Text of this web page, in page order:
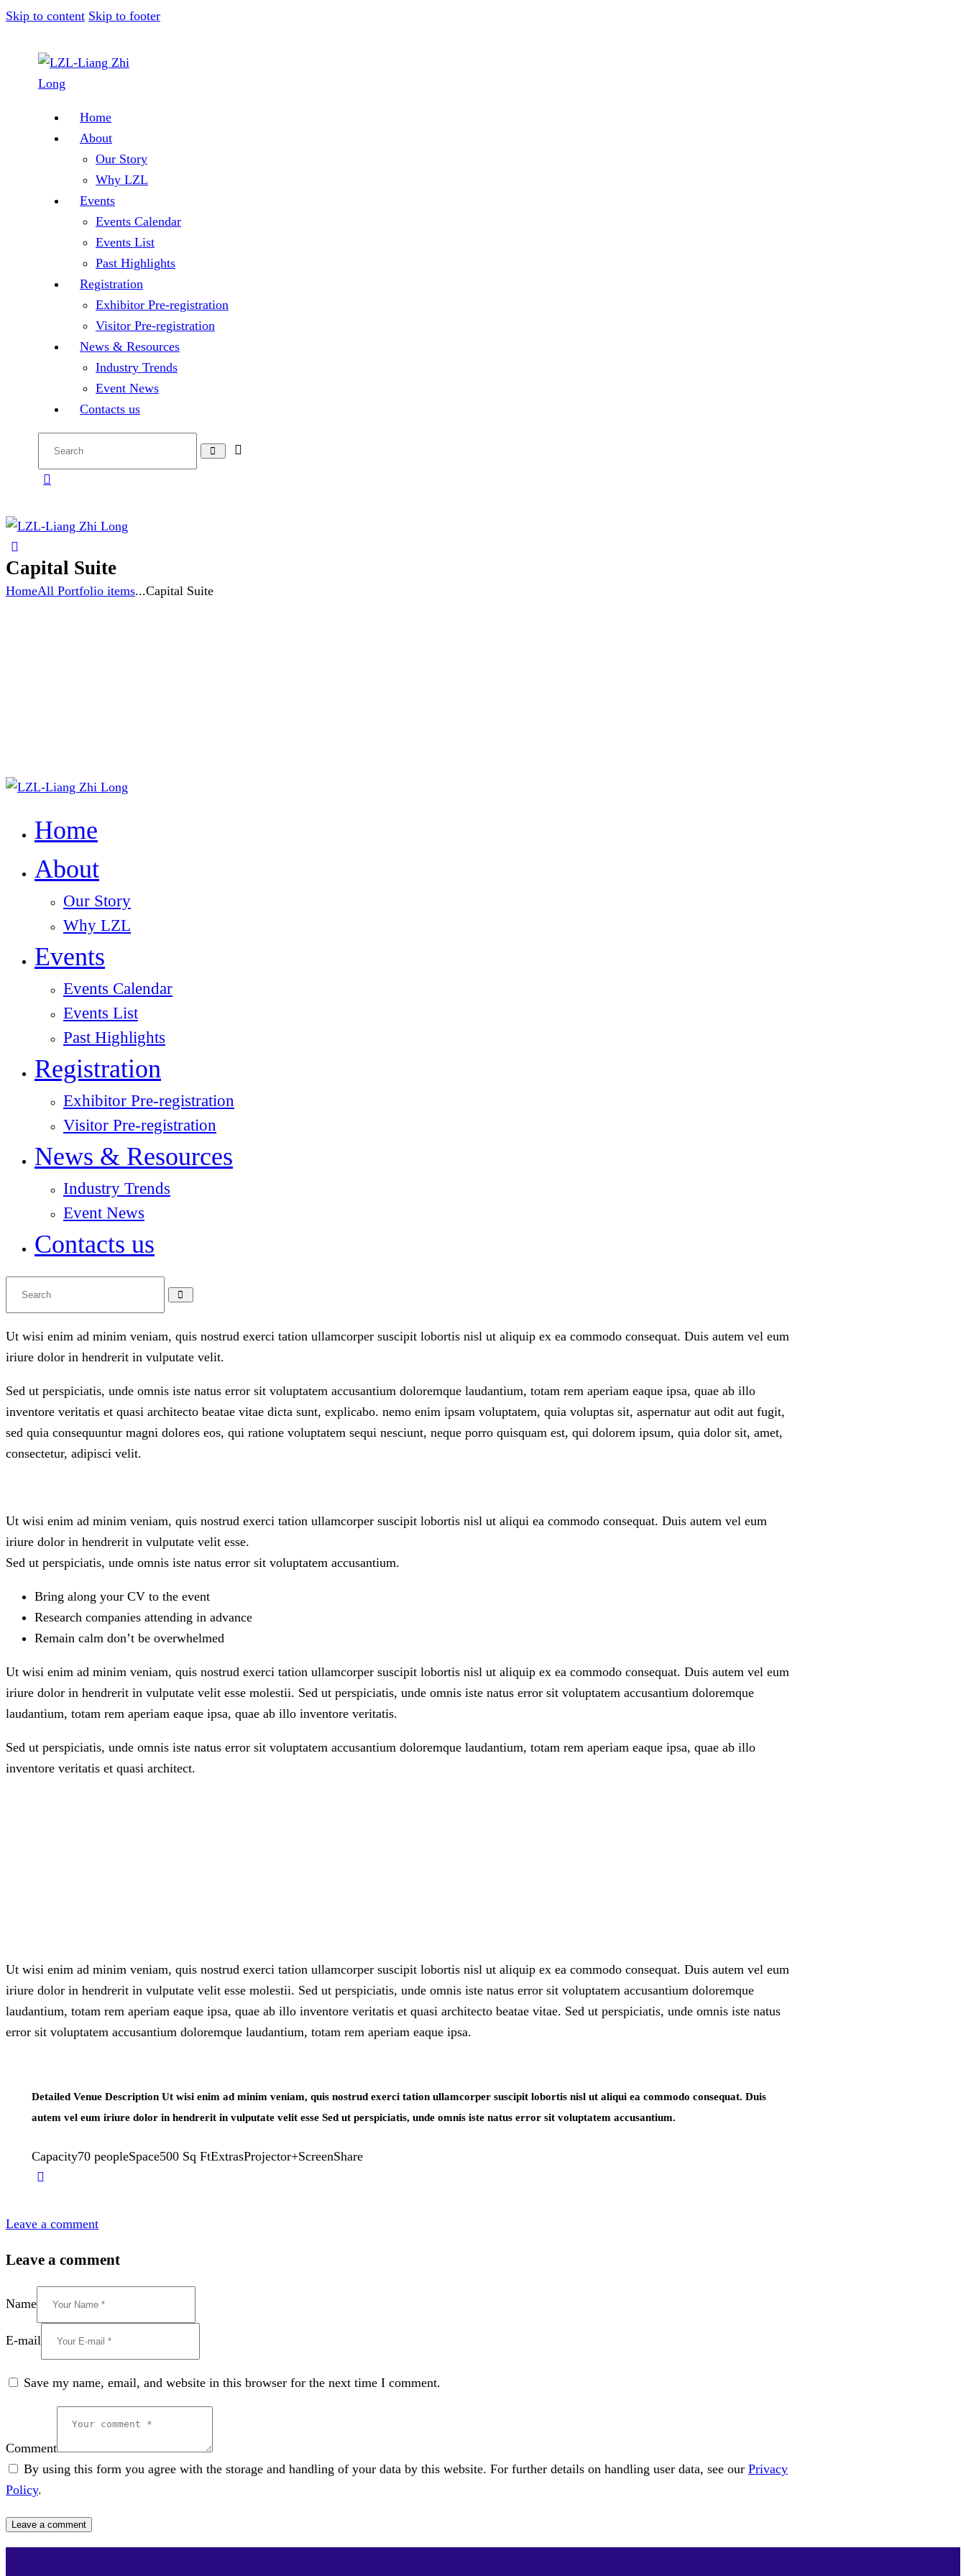
Skip to content Skip to footer
Home
About
Our Story
Why LZL
Events
Events Calendar
Events List
Past Highlights
Registration
Exhibitor Pre-registration
Visitor Pre-registration
News & Resources
Industry Trends
Event News
Contacts us
Capital Suite
HomeAll Portfolio items...Capital Suite
Home
About
Our Story
Why LZL
Events
Events Calendar
Events List
Past Highlights
Registration
Exhibitor Pre-registration
Visitor Pre-registration
News & Resources
Industry Trends
Event News
Contacts us
Ut wisi enim ad minim veniam, quis nostrud exerci tation ullamcorper suscipit lobortis nisl ut aliquip ex ea commodo consequat. Duis autem vel eum
iriure dolor in hendrerit in vulputate velit.
Sed ut perspiciatis, unde omnis iste natus error sit voluptatem accusantium doloremque laudantium, totam rem aperiam eaque ipsa, quae ab illo
inventore veritatis et quasi architecto beatae vitae dicta sunt, explicabo. nemo enim ipsam voluptatem, quia voluptas sit, aspernatur aut odit aut fugit,
sed quia consequuntur magni dolores eos, qui ratione voluptatem sequi nesciunt, neque porro quisquam est, qui dolorem ipsum, quia dolor sit, amet,
consectetur, adipisci velit.
Ut wisi enim ad minim veniam, quis nostrud exerci tation ullamcorper suscipit lobortis nisl ut aliqui ea commodo consequat. Duis autem vel eum
iriure dolor in hendrerit in vulputate velit esse.
Sed ut perspiciatis, unde omnis iste natus error sit voluptatem accusantium.
Bring along your CV to the event
Research companies attending in advance
Remain calm don’t be overwhelmed
Ut wisi enim ad minim veniam, quis nostrud exerci tation ullamcorper suscipit lobortis nisl ut aliquip ex ea commodo consequat. Duis autem vel eum
iriure dolor in hendrerit in vulputate velit esse molestii. Sed ut perspiciatis, unde omnis iste natus error sit voluptatem accusantium doloremque
laudantium, totam rem aperiam eaque ipsa, quae ab illo inventore veritatis.
Sed ut perspiciatis, unde omnis iste natus error sit voluptatem accusantium doloremque laudantium, totam rem aperiam eaque ipsa, quae ab illo
inventore veritatis et quasi architect.
Ut wisi enim ad minim veniam, quis nostrud exerci tation ullamcorper suscipit lobortis nisl ut aliquip ex ea commodo consequat. Duis autem vel eum
iriure dolor in hendrerit in vulputate velit esse molestii. Sed ut perspiciatis, unde omnis iste natus error sit voluptatem accusantium doloremque
laudantium, totam rem aperiam eaque ipsa, quae ab illo inventore veritatis et quasi architecto beatae vitae. Sed ut perspiciatis, unde omnis iste natus
error sit voluptatem accusantium doloremque laudantium, totam rem aperiam eaque ipsa.
Detailed Venue Description Ut wisi enim ad minim veniam, quis nostrud exerci tation ullamcorper suscipit lobortis nisl ut aliqui ea commodo consequat. Duis
autem vel eum iriure dolor in hendrerit in vulputate velit esse Sed ut perspiciatis, unde omnis iste natus error sit voluptatem accusantium.
Capacity70 peopleSpace500 Sq FtExtrasProjector+ScreenShare
Leave a comment
Leave a comment
Name
E-mail
Save my name, email, and website in this browser for the next time I comment.
Comment
By using this form you agree with the storage and handling of your data by this website. For further details on handling user data, see our Privacy
Policy.